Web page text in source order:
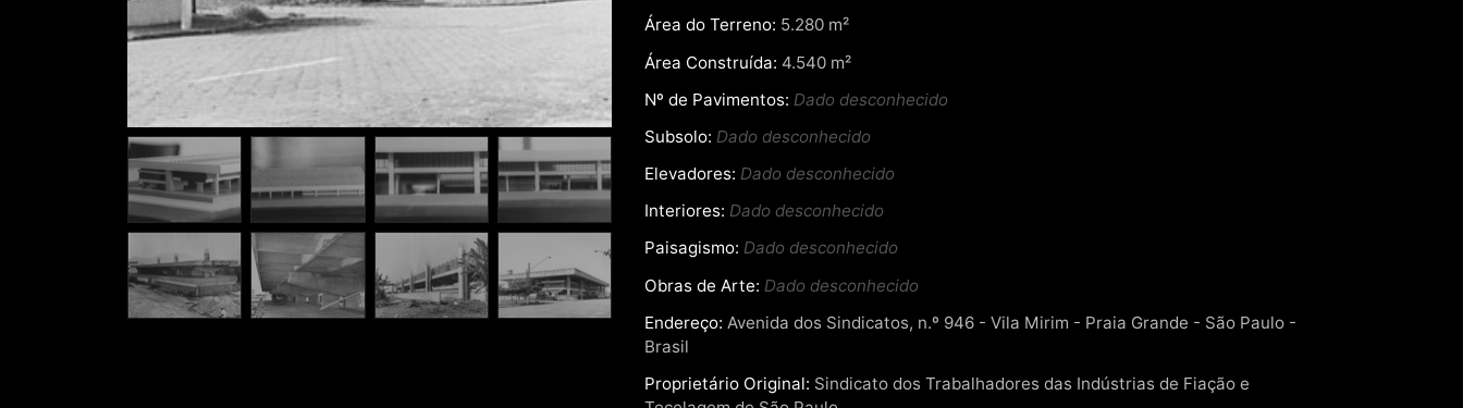
Área do Terreno: 5.280 m²
Área Construída: 4.540 m²
Nº de Pavimentos: Dado desconhecido
Subsolo: Dado desconhecido
Elevadores: Dado desconhecido
Interiores: Dado desconhecido
Paisagismo: Dado desconhecido
Obras de Arte: Dado desconhecido
Endereço: Avenida dos Sindicatos, n.º 946 - Vila Mirim - Praia Grande - São Paulo -
Brasil
Proprietário Original: Sindicato dos Trabalhadores das Indústrias de Fiação e